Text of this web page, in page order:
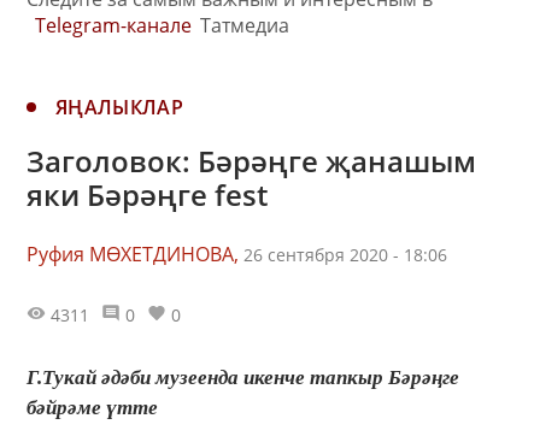
Telegram-канале Татмедиа
ЯҢАЛЫКЛАР
Заголовок: Бәрәңге җанашым
яки Бәрәңге fest
Руфия МӨХЕТДИНОВА, 26 сентября 2020 - 18:06
4311 0 0
Г.Тукай әдәби музеенда икенче тапкыр Бәрәңге
бәйрәме үтте